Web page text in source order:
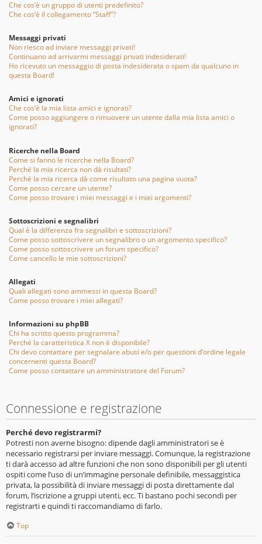
Che cos’è un gruppo di utenti predefinito?
Che cos’è il collegamento “Staff”?
Messaggi privati
Non riesco ad inviare messaggi privati!
Continuano ad arrivarmi messaggi privati indesiderati!
Ho ricevuto un messaggio di posta indesiderata o spam da qualcuno in
questa Board!
Amici e ignorati
Che cos’è la mia lista amici e ignorati?
Come posso aggiungere o rimuovere un utente dalla mia lista amici o
ignorati?
Ricerche nella Board
Come si fanno le ricerche nella Board?
Perché la mia ricerca non dà risultati?
Perché la mia ricerca dà come risultato una pagina vuota?
Come posso cercare un utente?
Come posso trovare i miei messaggi e i miei argomenti?
Sottoscrizioni e segnalibri
Qual è la differenza fra segnalibri e sottoscrizioni?
Come posso sottoscrivere un segnalibro o un argomento specifico?
Come posso sottoscrivere un forum specifico?
Come cancello le mie sottoscrizioni?
Allegati
Quali allegati sono ammessi in questa Board?
Come posso trovare i miei allegati?
Informazioni su phpBB
Chi ha scritto questo programma?
Perché la caratteristica X non è disponibile?
Chi devo contattare per segnalare abusi e/o per questioni d’ordine legale
concernenti questa Board?
Come posso contattare un amministratore del Forum?
Connessione e registrazione
Perché devo registrarmi?
Potresti non averne bisogno: dipende dagli amministratori se è
necessario registrarsi per inviare messaggi. Comunque, la registrazione
ti darà accesso ad altre funzioni che non sono disponibili per gli utenti
ospiti come l’uso di un’immagine personale definibile, messaggistica
privata, la possibilità di inviare messaggi di posta direttamente dal
forum, l’iscrizione a gruppi utenti, ecc. Ti bastano pochi secondi per
registrarti e quindi ti raccomandiamo di farlo.
Top